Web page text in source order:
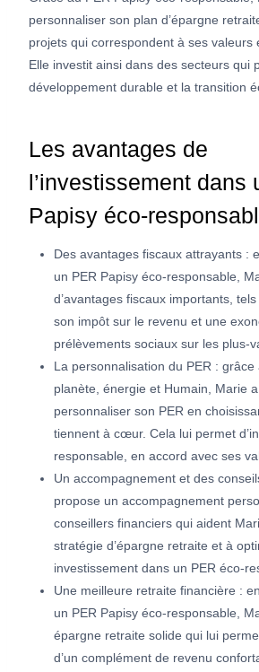
personnaliser son plan d’épargne
projets qui correspondent à ses valeurs
Elle investit ainsi dans des secteurs qui
développement durable et la transition
Les avantages de
l’investissement dans
Papisy éco-
Des avantages fiscaux attrayants :
un PER Papisy éco-responsable,
d’avantages fiscaux importants,
son impôt sur le revenu et une
prélèvements sociaux sur les plus-
La personnalisation du PER : grâce
planète, énergie et Humain, Marie
personnaliser son PER en
tiennent à cœur. Cela lui permet
responsable, en accord avec ses
Un accompagnement et des
propose un accompagnement
conseillers financiers qui aident
stratégie d’épargne retraite et à
investissement dans un PER éco-
Une meilleure retraite financière :
un PER Papisy éco-responsable,
épargne retraite solide qui lui
d’un complément de revenu